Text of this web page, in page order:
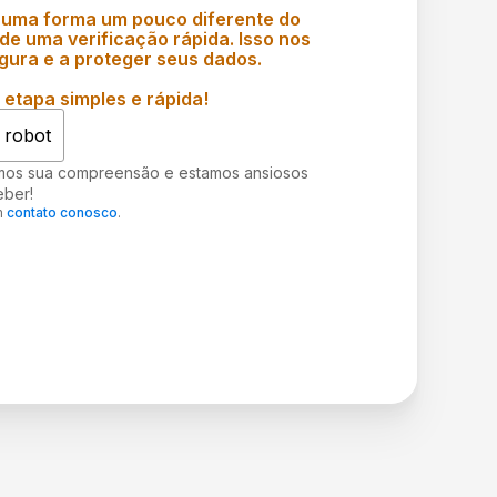
forma um pouco diferente do
uma verificação rápida. Isso nos
e a proteger seus dados.
simples e rápida!
robot
sua compreensão e estamos ansiosos
contato conosco.